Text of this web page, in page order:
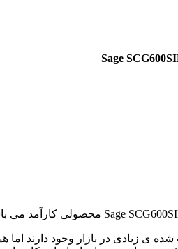
شده ی زیادی در بازار وجود دارند